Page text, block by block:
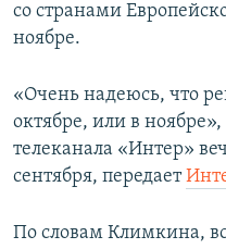
со странами
ноябре.
«Очень надеюсь, что
октябре, или в
телеканала «Интер»
сентября, передает
По словам Климкина,